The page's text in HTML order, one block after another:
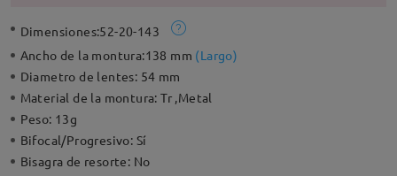
Dimensiones:52-20-143
Ancho de la montura:138 mm (Largo)
Diametro de lentes: 54 mm
Material de la montura:Tr ,Metal
Peso: 13g
Bifocal/Progresivo: Sí
Bisagra de resorte: No